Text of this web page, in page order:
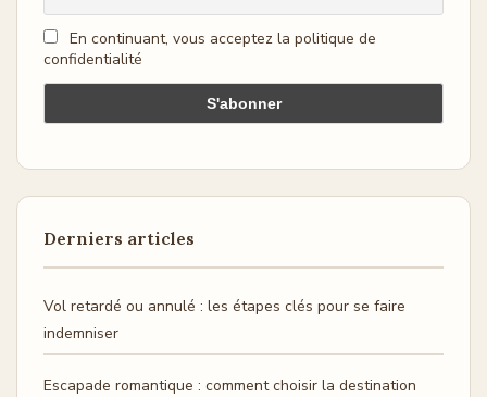
En continuant, vous acceptez la politique de
confidentialité
Derniers articles
Vol retardé ou annulé : les étapes clés pour se faire
indemniser
Escapade romantique : comment choisir la destination